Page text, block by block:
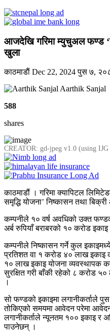
आजदेखि गरिमा म्युचुअल फण्ड
खुला
काठमाडाैं Dec 22, 2024पुस ७,
Aarthik Sanjal
588
shares
CREATOR: gd-jpeg v1.0 (using
काठमाडौं । गरिमा क्यापिटल
समृद्धि योजना’ निष्कासन तथा
कम्पनीले १० वर्ष अवधिको उक्त
अर्ब रुपियाँ बराबरको १० करोड इकाइ
कम्पनीले निष्कासन गर्ने कुल
प्रतिशत वा १ करोड ४० लाख इकाइ
१० लाख इकाइ योजना व्यवस्थापक
सुरक्षित गरी बाँकी रहेको ८ करोड ५०
।
सो फण्डको इकाइमा लगानीकर्ताले
तोकिएको समयमा आवेदन परेमा
लगानीकर्ताले न्यूनतम १०० इकाइ र
पाउनेछन् ।